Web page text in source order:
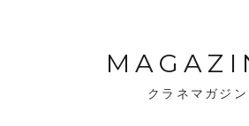
クラネマガジン